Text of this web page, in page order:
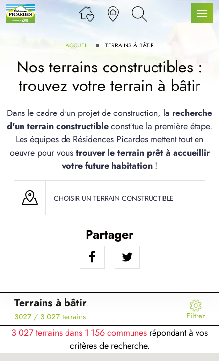
GAMME
SERVICE BDL EXTENSION
ARTICLES
ACCUEIL TERRAINS À BÂTIR
Nos terrains constructibles :
trouvez votre terrain à bâtir
Dans le cadre d'un projet de construction, la recherche
d'un terrain constructibleconstitue la première étape.
Les équipes de Résidences Picardes mettent tout en
oeuvre pour voustrouver le terrain prêt à accueillir
votre future habitation !
CHOISIR UN TERRAIN CONSTRUCTIBLE
Partager
Terrains à bâtir
3027 / 3 027 terrains Filtrer
3 027 terrains dans 1 156 communes répondant à vos
critères de recherche.